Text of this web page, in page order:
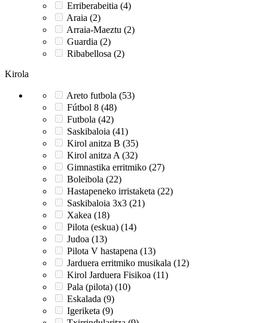
Erriberabeitia (4)
Araia (2)
Arraia-Maeztu (2)
Guardia (2)
Ribabellosa (2)
Kirola
Areto futbola (53)
Fútbol 8 (48)
Futbola (42)
Saskibaloia (41)
Kirol anitza B (35)
Kirol anitza A (32)
Gimnastika erritmiko (27)
Boleibola (22)
Hastapeneko irristaketa (22)
Saskibaloia 3x3 (21)
Xakea (18)
Pilota (eskua) (14)
Judoa (13)
Pilota V hastapena (13)
Jarduera erritmiko musikala (12)
Kirol Jarduera Fisikoa (11)
Pala (pilota) (10)
Eskalada (9)
Igeriketa (9)